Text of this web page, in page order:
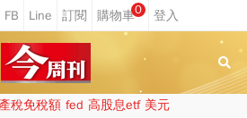
0
稅免稅額 fed 高股息etf 美元